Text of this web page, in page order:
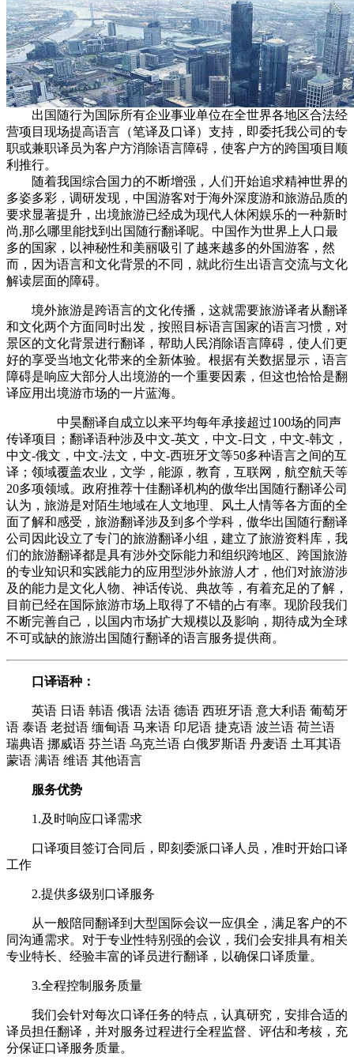
出国随行为国际所有企业事业单位在全世界各地区合法经
营项目现场提高语言（笔译及口译）支持，即委托我公司的专
职或兼职译员为客户方消除语言障碍，使客户方的跨国项目顺
利推行。
随着我国综合国力的不断增强，人们开始追求精神世界的
多姿多彩，调研发现，中国游客对于海外深度游和旅游品质的
要求显著提升，出境旅游已经成为现代人休闲娱乐的一种新时
尚,那么哪里能找到出国随行翻译呢。中国作为世界上人口最
多的国家，以神秘性和美丽吸引了越来越多的外国游客，然
而，因为语言和文化背景的不同，就此衍生出语言交流与文化
解读层面的障碍。
境外旅游是跨语言的文化传播，这就需要旅游译者从翻译
和文化两个方面同时出发，按照目标语言国家的语言习惯，对
景区的文化背景进行翻译，帮助人民消除语言障碍，使人们更
好的享受当地文化带来的全新体验。根据有关数据显示，语言
障碍是响应大部分人出境游的一个重要因素，但这也恰恰是翻
译应用出境游市场的一片蓝海。
中昊翻译自成立以来平均每年承接超过100场的同声
传译项目；翻译语种涉及中文-英文，中文-日文，中文-韩文，
中文-俄文，中文-法文，中文-西班牙文等50多种语言之间的互
译；领域覆盖农业，文学，能源，教育，互联网，航空航天等
20多项领域。政府推荐十佳翻译机构的傲华出国随行翻译公司
认为，旅游是对陌生地域在人文地理、风土人情等各方面的全
面了解和感受，旅游翻译涉及到多个学科，傲华出国随行翻译
公司因此设立了专门的旅游翻译小组，建立了旅游资料库，我
们的旅游翻译都是具有涉外交际能力和组织跨地区、跨国旅游
的专业知识和实践能力的应用型涉外旅游人才，他们对旅游涉
及的能力是文化人物、神话传说、典故等，有着充足的了解，
目前已经在国际旅游市场上取得了不错的占有率。现阶段我们
不断完善自己，以国内市场扩大规模以及影响，期待成为全球
不可或缺的旅游出国随行翻译的语言服务提供商。
口译语种：
英语 日语 韩语 俄语 法语 德语 西班牙语 意大利语 葡萄牙
语 泰语 老挝语 缅甸语 马来语 印尼语 捷克语 波兰语 荷兰语
瑞典语 挪威语 芬兰语 乌克兰语 白俄罗斯语 丹麦语 土耳其语
蒙语 满语 维语 其他语言
服务优势
1.及时响应口译需求
口译项目签订合同后，即刻委派口译人员，准时开始口译
工作
2.提供多级别口译服务
从一般陪同翻译到大型国际会议一应俱全，满足客户的不
同沟通需求。对于专业性特别强的会议，我们会安排具有相关
专业特长、经验丰富的译员进行翻译，以确保口译质量。
3.全程控制服务质量
我们会针对每次口译任务的特点，认真研究，安排合适的
译员担任翻译，并对服务过程进行全程监督、评估和考核，充
分保证口译服务质量。